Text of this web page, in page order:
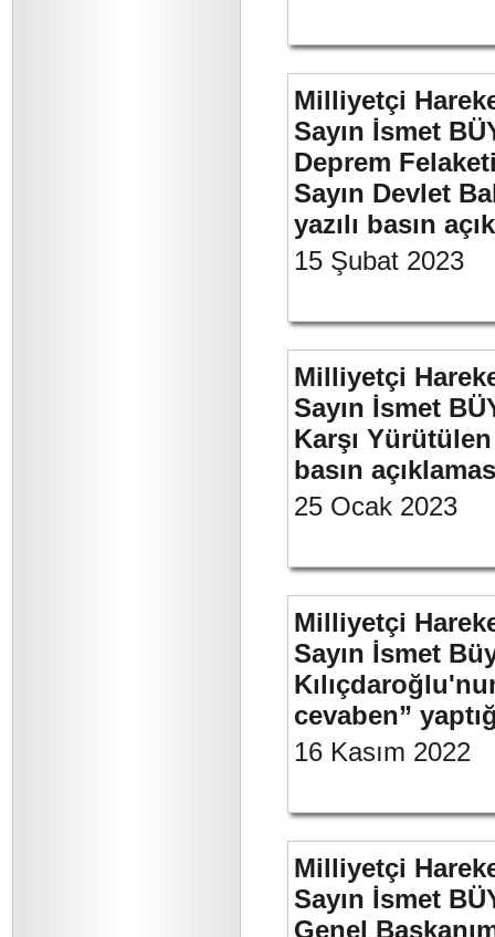
Milliyetçi
Sayın İsmet
Deprem
Sayın Devlet
yazılı basın
15 Şubat 2023
Milliyetçi
Sayın İsmet
Karşı Yürütülen
basın
25 Ocak 2023
Milliyetçi
Sayın İsmet
cevaben”
16 Kasım 2022
Milliyetçi
Sayın İsmet
Genel